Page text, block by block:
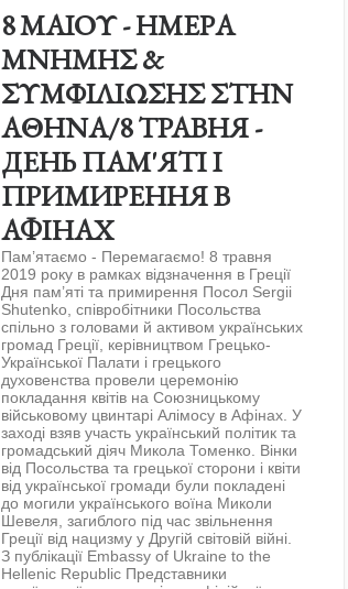
8 ΜΑΙΟΥ - ΗΜΕΡΑ
ΜΝΗΜΗΣ &
ΣΥΜΦΙΛΙΩΣΗΣ ΣΤΗΝ
ΑΘΗΝΑ/8 ТРАВНЯ -
ДЕНЬ ПАМ'ЯТІ І
ПРИМИРЕННЯ В
АФІНАХ
Пам’ятаємо - Перемагаємо! 8 травня
2019 року в рамках відзначення в Греції
Дня пам’яті та примирення Посол Sergii
Shutenko, співробітники Посольства
спільно з головами й активом українських
громад Греції, керівництвом Грецько-
Української Палати і грецького
духовенства провели церемонію
покладання квітів на Союзницькому
військовому цвинтарі Алімосу в Афінах. У
заході взяв участь український політик та
громадський діяч Микола Томенко. Вінки
від Посольства та грецької сторони і квіти
від української громади були покладені
до могили українського воїна Миколи
Шевеля, загиблого під час звільнення
Греції від нацизму у Другій світовій війні.
З публікації Embassy of Ukraine to the
Hellenic Republic Представники